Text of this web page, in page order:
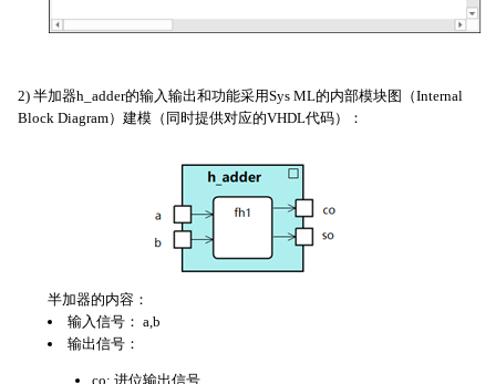
2) 半加器h_adder的输入输出和功能采用Sys ML的内部模块图（Internal
Block Diagram）建模（同时提供对应的VHDL代码）：
半加器的内容：
输入信号： a,b
输出信号：
co: 进位输出信号